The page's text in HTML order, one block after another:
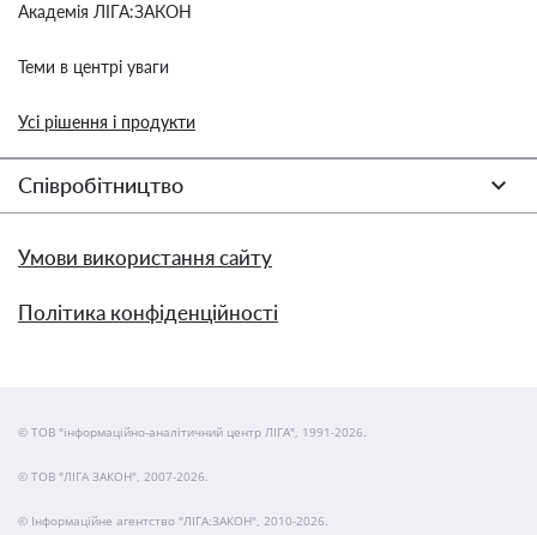
Академія ЛІГА:ЗАКОН
Теми в центрі уваги
Усі рішення і продукти
Співробітництво
Умови використання сайту
Політика конфіденційності
© ТОВ "інформаційно-аналітичний центр ЛІГА", 1991-2026.
© ТОВ "ЛІГА ЗАКОН", 2007-2026.
© Інформаційне агентство "ЛІГА:ЗАКОН", 2010-2026.